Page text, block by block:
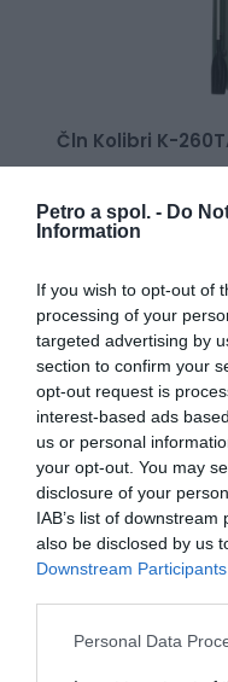
Petro a spol. - Do
Information
If you wish to opt-out of
processing of your
targeted advertising by
section to confirm your
opt-out request is
interest-based ads
us or personal
your opt-out. You may
disclosure of your
IAB’s list of
also be disclosed by us
Downstream Participants
Personal Data
Čln Kolibri K-
Čln